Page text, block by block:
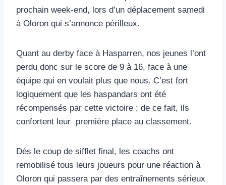
prochain week-end, lors d’un déplacement samedi
à Oloron qui s’annonce périlleux.
Quant au derby face à Hasparren, nos jeunes l’ont
perdu donc sur le score de 9 à 16, face à une
équipe qui en voulait plus que nous. C’est fort
logiquement que les haspandars ont été
récompensés par cette victoire ; de ce fait, ils
confortent leur première place au classement.
Dés le coup de sifflet final, les coachs ont
remobilisé tous leurs joueurs pour une réaction à
Oloron qui passera par des entraînements sérieux